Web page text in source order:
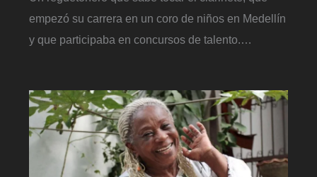
empezó su carrera en un coro de niños en Medellín
y que participaba en concursos de talento.…